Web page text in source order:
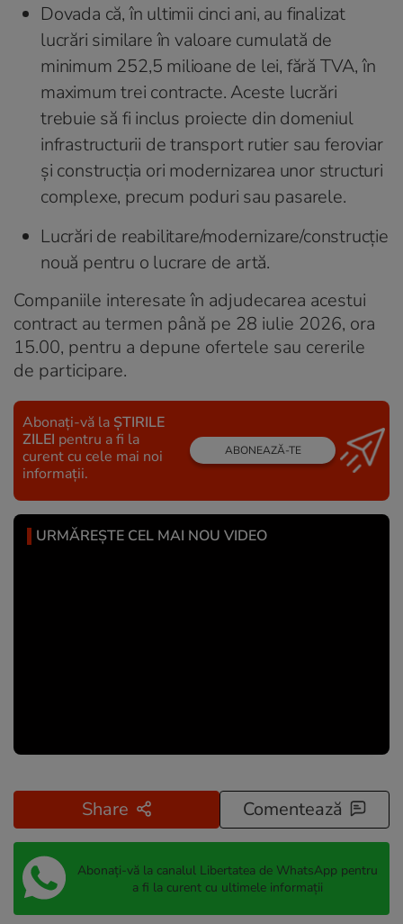
Dovada că, în ultimii cinci ani, au finalizat
lucrări similare în valoare cumulată de
minimum 252,5 milioane de lei, fără TVA, în
maximum trei contracte. Aceste lucrări
trebuie să fi inclus proiecte din domeniul
infrastructurii de transport rutier sau feroviar
și construcția ori modernizarea unor structuri
complexe, precum poduri sau pasarele.
Lucrări de reabilitare/modernizare/construcție
nouă pentru o lucrare de artă.
Companiile interesate în adjudecarea acestui
contract au termen până pe 28 iulie 2026, ora
15.00, pentru a depune ofertele sau cererile
de participare.
Abonați-vă la ȘTIRILE
ZILEI pentru a fi la
curent cu cele mai noi
informații.
ABONEAZĂ-TE
URMĂREȘTE CEL MAI NOU VIDEO
Share Comentează
Abonați-vă la canalul Libertatea de WhatsApp pentru
a fi la curent cu ultimele informații